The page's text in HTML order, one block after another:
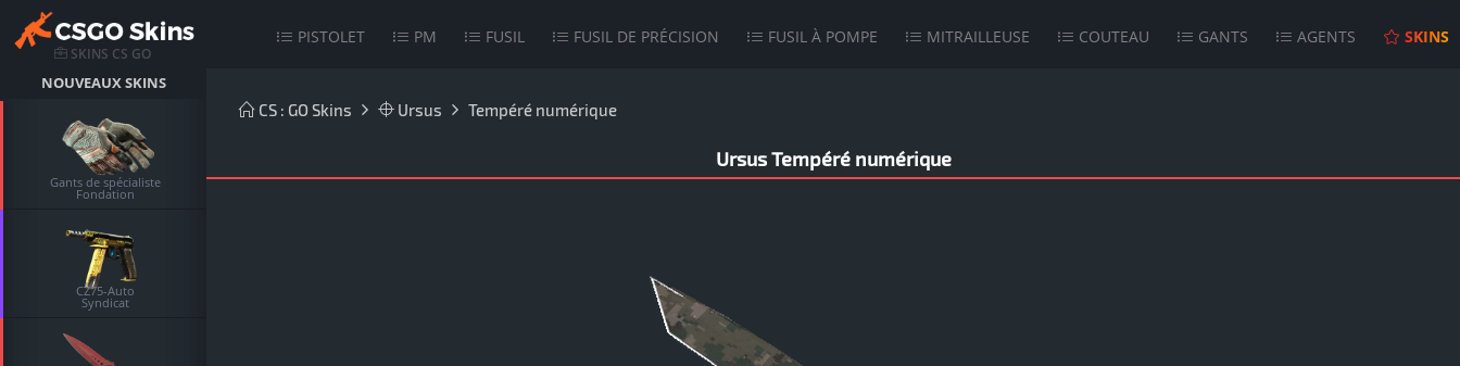
SKINS CS GO
NOUVEAUX SKINS
Gants de spécialiste
Fondation
CZ75-Auto
Syndicat
PISTOLET PM FUSIL FUSIL DE PRÉCISION FUSIL À POMPE MITRAILLEUSE COUTEAU GANTS AGENTS SKINS
CS : GO Skins Ursus Tempéré numérique
Ursus Tempéré numérique